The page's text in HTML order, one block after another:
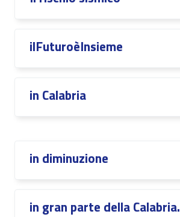
ilFuturoèInsieme
in Calabria
in diminuzione
in gran parte della Calabria.